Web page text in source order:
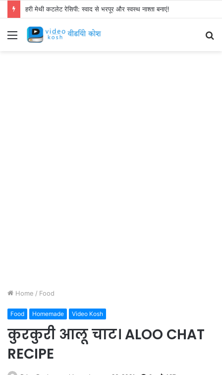
हरी मेथी कटलेट रेसिपी: स्वाद से भरपूर और स्वस्थ नाश्ता बनाएं!
Menu
Home / Food
Food Homemade Video Kosh
कुरकुरी आलू चाट। ALOO CHAT
RECIPE